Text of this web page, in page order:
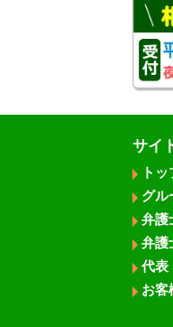
サイ
トッ
グル
弁護
弁護
代表
お客